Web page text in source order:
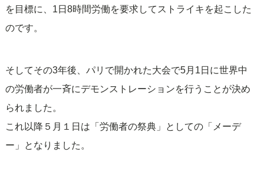
を目標に、1日8時間労働を要求してストライキを起こした
のです。
そしてその3年後、パリで開かれた大会で5月1日に世界中
の労働者が一斉にデモンストレーションを行うことが決め
られました。
これ以降５月１日は「労働者の祭典」としての「メーデ
ー」となりました。